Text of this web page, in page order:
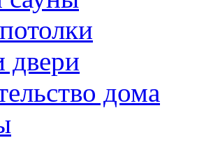
двери
дома